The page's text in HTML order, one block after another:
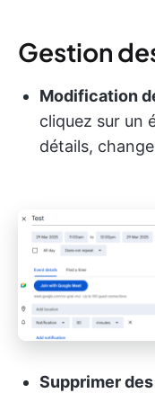
Gestion
Modification
cliquez sur un
détails,
Supprimer